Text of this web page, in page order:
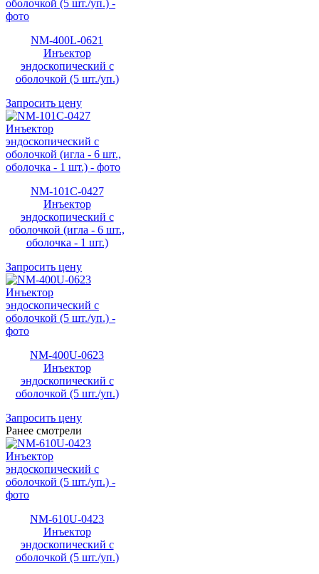
NM-400L-0621
Инъектор
эндоскопический с
оболочкой (5 шт./уп.)
Запросить цену
NM-101C-0427
Инъектор
эндоскопический с
оболочкой (игла - 6 шт.,
оболочка - 1 шт.)
Запросить цену
NM-400U-0623
Инъектор
эндоскопический с
оболочкой (5 шт./уп.)
Запросить цену
Ранее смотрели
NM-610U-0423
Инъектор
эндоскопический с
оболочкой (5 шт./уп.)